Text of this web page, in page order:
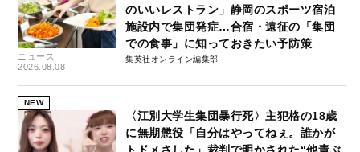
ニュース
2026.08.08
のいいレストラン」静岡のスポーツ宿泊
施設内で集団発症…合宿・遠征の「集団
での食事」に知っておきたい予防策
集英社オンライン編集部
NEW
〈江別大学生集団暴行死〉主犯格の18歳
に無期懲役「自分はやってねぇ。誰かが